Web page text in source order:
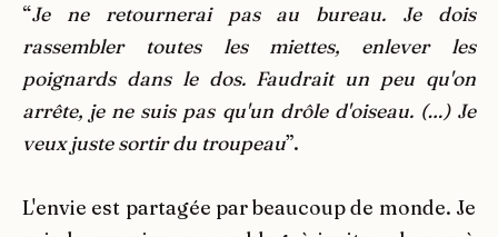
“Je ne retournerai pas au bureau. Je dois
rassembler toutes les miettes, enlever les
poignards dans le dos. Faudrait un peu qu'on
arrête, je ne suis pas qu'un drôle d'oiseau. (…) Je
veux juste sortir du troupeau”.
L'envie est partagée par beaucoup de monde. Je